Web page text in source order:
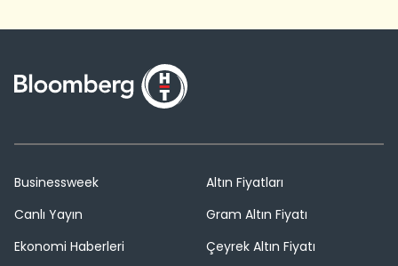
Businessweek
Canlı Yayın
Ekonomi Haberleri
Altın Fiyatları
Gram Altın Fiyatı
Çeyrek Altın Fiyatı